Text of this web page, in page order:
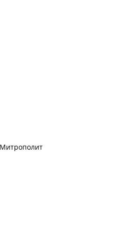
Митрополит